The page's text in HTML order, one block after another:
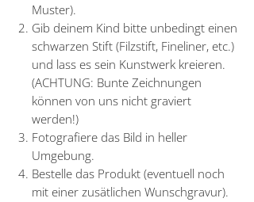
Muster).
Gib deinem Kind bitte unbedingt einen
schwarzen Stift (Filzstift, Fineliner, etc.)
und lass es sein Kunstwerk kreieren.
(ACHTUNG: Bunte Zeichnungen
können von uns nicht graviert
werden!)
Fotografiere das Bild in heller
Umgebung.
Bestelle das Produkt (eventuell noch
mit einer zusätlichen Wunschgravur).